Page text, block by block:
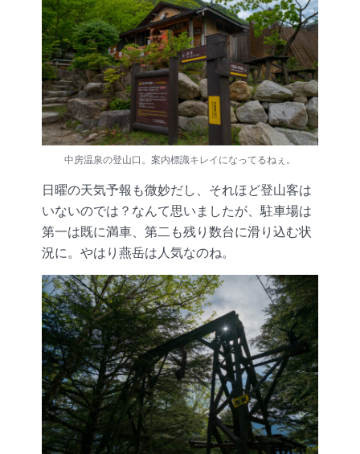
中房温泉の登山口。案内標識キレイになってるねぇ。
日曜の天気予報も微妙だし、それほど登山客は
いないのでは？なんて思いましたが、駐車場は
第一は既に満車、第二も残り数台に滑り込む状
況に。やはり燕岳は人気なのね。